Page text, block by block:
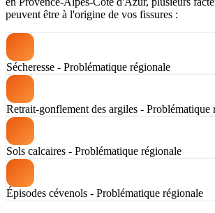
peuvent être à l'origine de vos fissures :
Sécheresse - Problématique régionale
Retrait-gonflement des argiles - Problématique
Sols calcaires - Problématique régionale
Épisodes cévenols - Problématique régionale